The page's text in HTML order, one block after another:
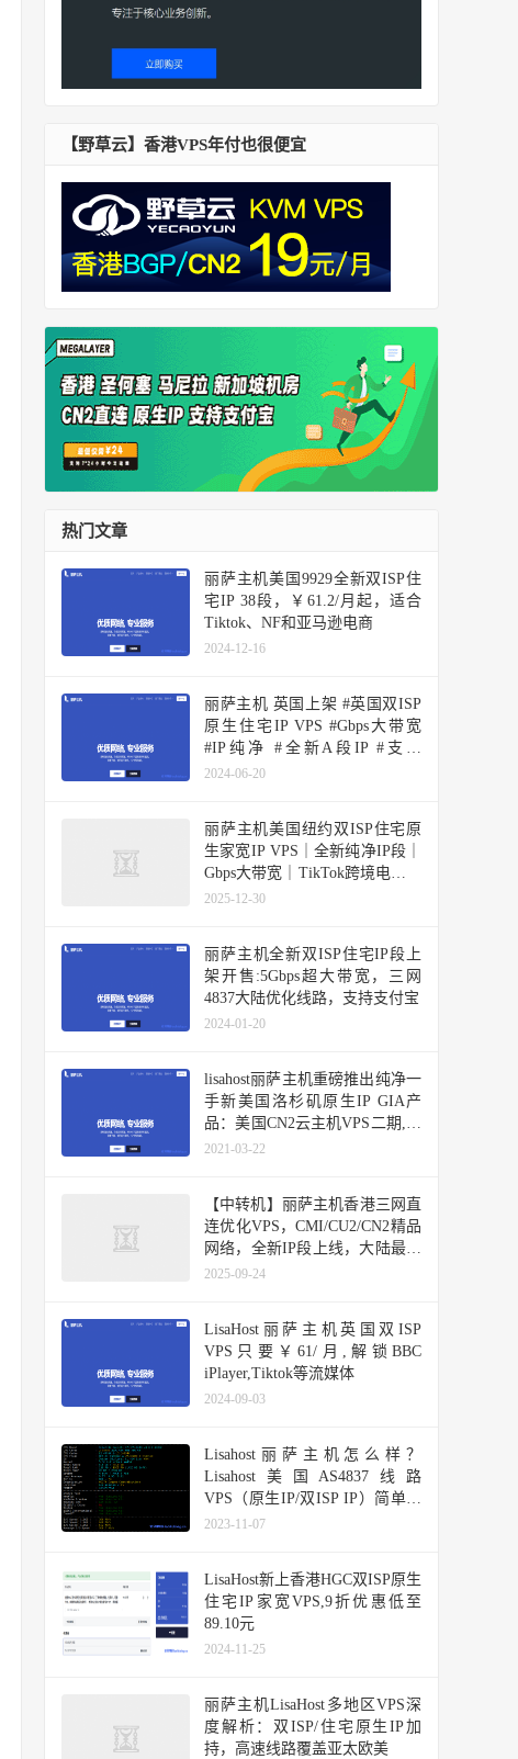
【野草云】香港VPS年付也很便宜
热门文章
丽萨主机美国9929全新双ISP住
宅IP 38段，￥61.2/月起，适合
Tiktok、NF和亚马逊电商
2024-12-16
丽萨主机 英国上架 #英国双ISP
原生住宅IP VPS #Gbps大带宽
#IP纯净 #全新A段IP #支持
Tiktok #解锁BBC iPlayer
2024-06-20
丽萨主机美国纽约双ISP住宅原
生家宽IP VPS｜全新纯净IP段｜
Gbps大带宽｜TikTok跨境电商首
选
2025-12-30
丽萨主机全新双ISP住宅IP段上
架开售:5Gbps超大带宽，三网
4837大陆优化线路，支持支付宝
2024-01-20
lisahost丽萨主机重磅推出纯净一
手新美国洛杉矶原生IP GIA产
品：美国CN2云主机VPS二期,解
锁大部分流媒体和TIKTOK等
2021-03-22
【中转机】丽萨主机香港三网直
连优化VPS，CMI/CU2/CN2精品
网络，全新IP段上线，大陆最低
延迟8ms，48小时内免费换IP和
2025-09-24
LisaHost丽萨主机英国双ISP
VPS只要￥61/月,解锁BBC
iPlayer,Tiktok等流媒体
2024-09-03
Lisahost丽萨主机怎么样？
Lisahost美国AS4837线路
VPS（原生IP/双ISP IP）简单测
评分享
2023-11-07
LisaHost新上香港HGC双ISP原生
住宅IP家宽VPS,9折优惠低至
89.10元
2024-11-25
丽萨主机LisaHost多地区VPS深
度解析：双ISP/住宅原生IP加
持，高速线路覆盖亚太欧美